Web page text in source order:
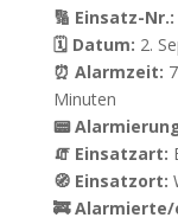
🔢 Einsatz-Nr.:
🗓 Datum: 2.
⏰ Alarmzeit:
Minuten
📟
🧯 Einsatzart:
🧭 Einsatzort:
🚒